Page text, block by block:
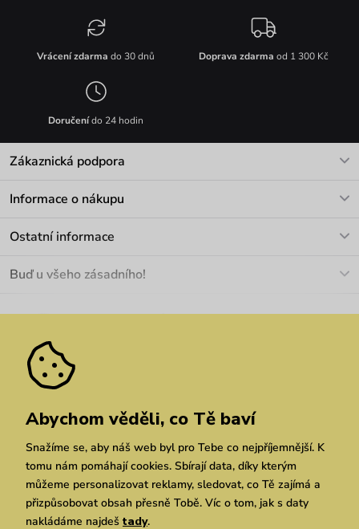
Vrácení zdarma do 30 dnů Doprava zdarma od 1 300 Kč
Doručenído 24 hodin
Zákaznická podpora
Informace o nákupu
Materiály a údržba
Pozáruční opravy
Ostatní informace
Velkoobchod
We Care
Dárkové poukazy
Vuchlook
Prodejny
Praha Brno Chrudim
Buď u všeho zásadního!
Zásady ochrany osobních údajů
Abychom věděli, co Tě baví
Snažíme se, aby náš web byl pro Tebe co nejpříjemnější. K
tomu nám pomáhají cookies. Sbírají data, díky kterým
můžeme personalizovat reklamy, sledovat, co Tě zajímá a
přizpůsobovat obsah přesně Tobě. Víc o tom, jak s daty
nakládáme najdeš tady.